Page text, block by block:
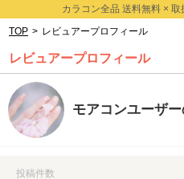
カラコン全品 送料無料 ×
TOP > レビュアープロフィール
レビュアープロフィール
モアコンユーザ
投稿件数